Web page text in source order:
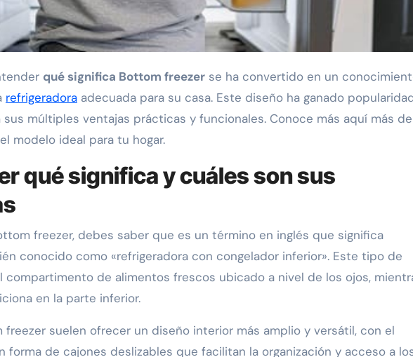
qué significa Bottom freezer se ha convertido en un
refrigeradora adecuada para su casa. Este diseño ha ganado
sus múltiples ventajas prácticas y funcionales. Conoce más aquí más
modelo ideal para tu hogar.
qué significa y cuáles son sus
freezer, debes saber que es un término en inglés que significa
conocido como «refrigeradora con congelador inferior». Este tipo de
de alimentos frescos ubicado a nivel de los ojos,
en la parte inferior.
freezer suelen ofrecer un diseño interior más amplio y versátil, con el
forma de cajones deslizables que facilitan la organización y acceso a